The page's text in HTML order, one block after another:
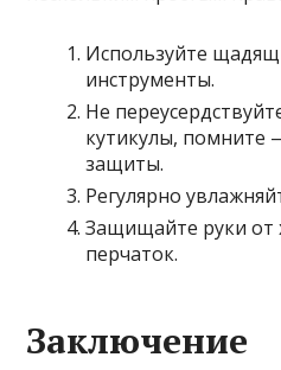
Используйте
инструменты.
Не
кутикулы, помните
защиты.
Регулярно
Защищайте руки
перчаток.
Заключение